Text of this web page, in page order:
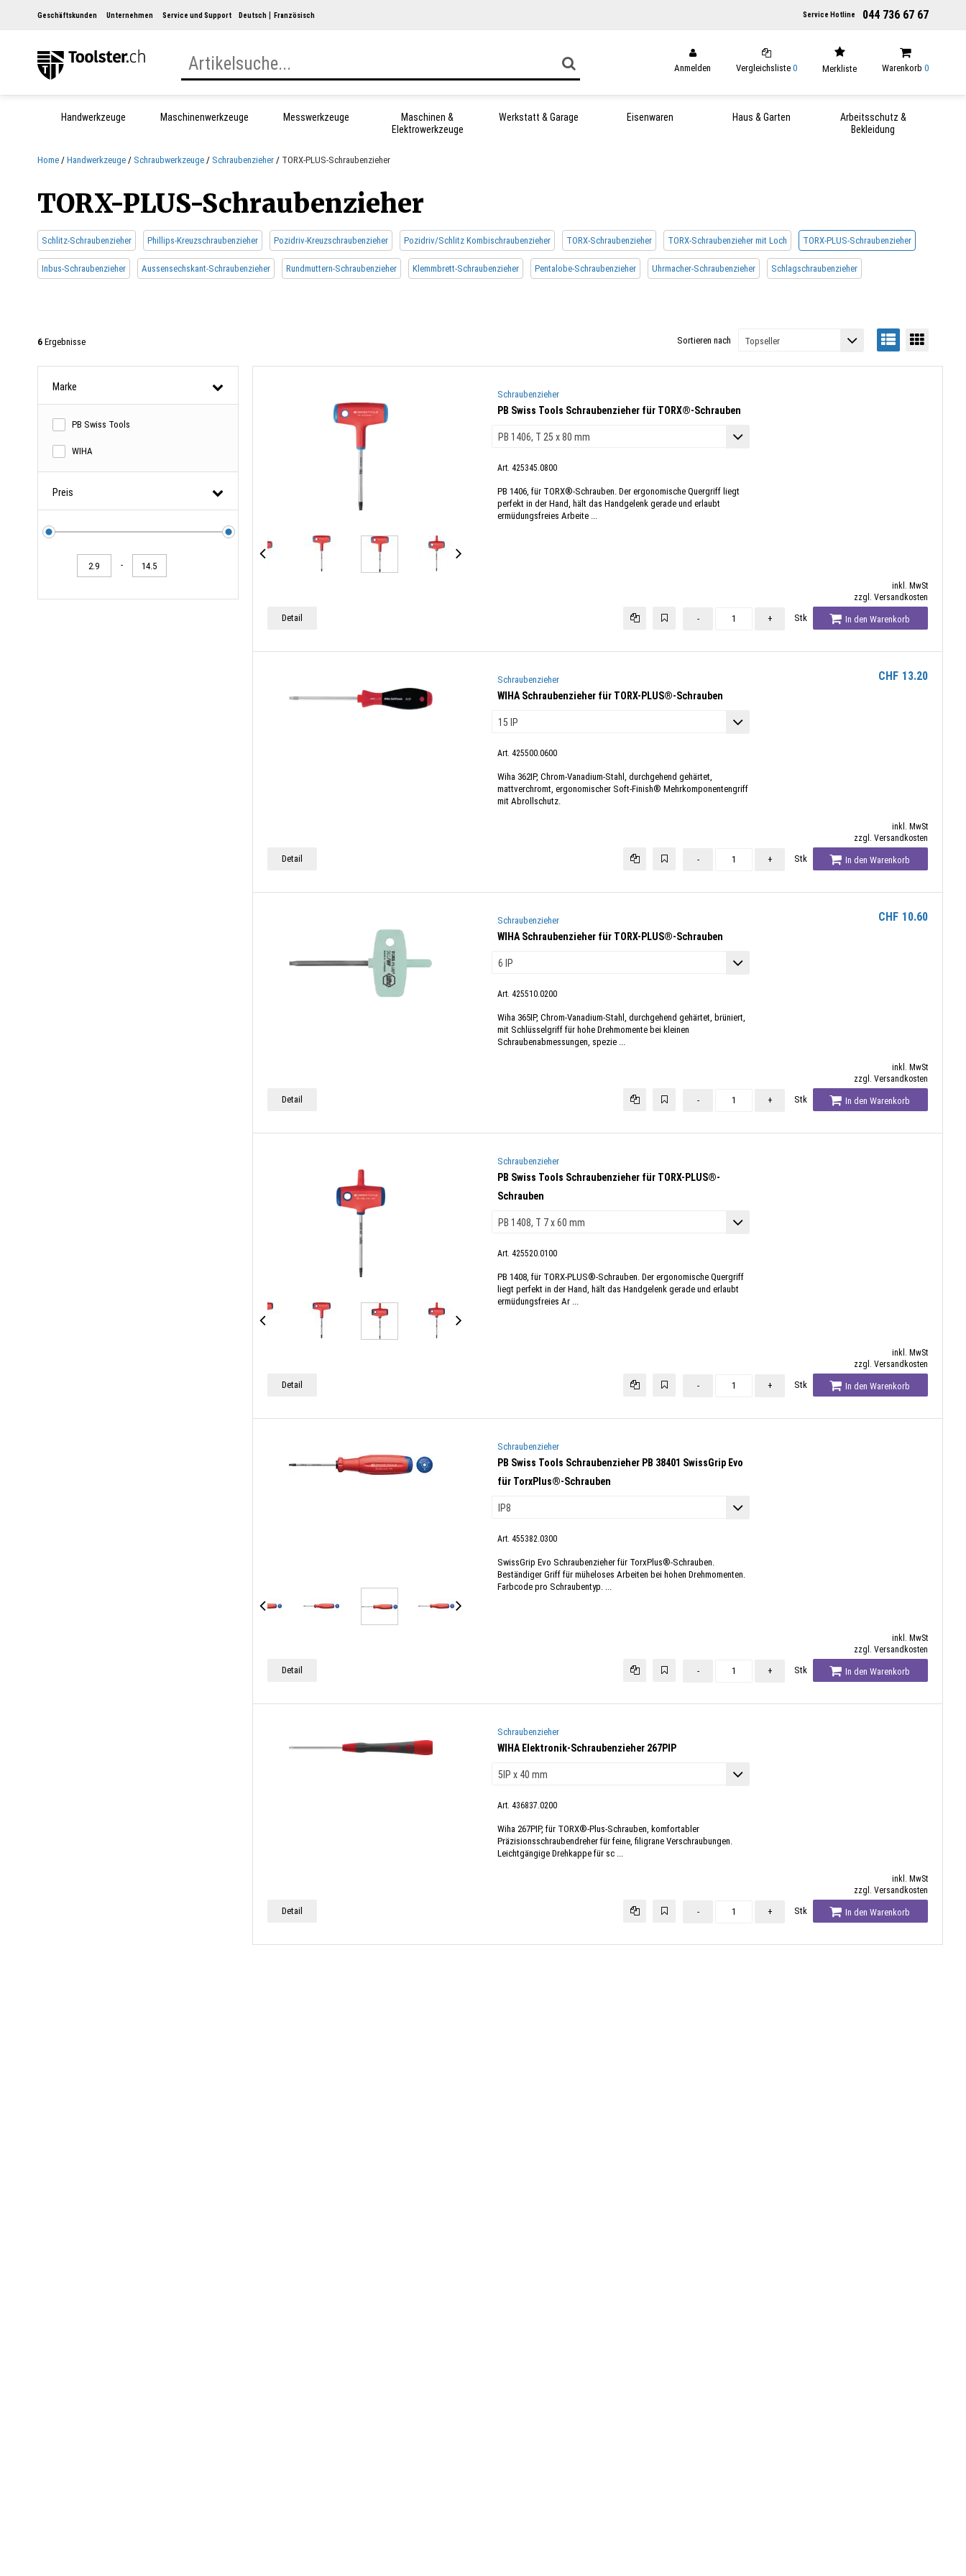
Geschäftskunden Unternehmen Service und Support Deutsch Französisch Service Hotline 044 736 67 67
Anmelden Vergleichsliste 0 Merkliste Warenkorb 0
Handwerkzeuge Maschinenwerkzeuge Messwerkzeuge
Maschinen &
Elektrowerkzeuge
Werkstatt & Garage Eisenwaren Haus & Garten
Arbeitsschutz &
Bekleidung
Home Handwerkzeuge Schraubwerkzeuge Schraubenzieher TORX-PLUS-Schraubenzieher
TORX-PLUS-Schraubenzieher
Schlitz-Schraubenzieher Phillips-Kreuzschraubenzieher Pozidriv-Kreuzschraubenzieher Pozidriv/Schlitz Kombischraubenzieher TORX-Schraubenzieher TORX-Schraubenzieher mit Loch TORX-PLUS-Schraubenzieher
Inbus-Schraubenzieher Aussensechskant-Schraubenzieher Rundmuttern-Schraubenzieher Klemmbrett-Schraubenzieher Pentalobe-Schraubenzieher Uhrmacher-Schraubenzieher Schlagschraubenzieher
6 Ergebnisse Sortieren nach
Marke
PB Swiss Tools
WIHA
Preis
-
Schraubenzieher
PB Swiss Tools Schraubenzieher für TORX®-Schrauben
Art. 425345.0800
PB 1406, für TORX®-Schrauben. Der ergonomische Quergriff liegt
perfekt in der Hand, hält das Handgelenk gerade und erlaubt
ermüdungsfreies Arbeite ...
inkl. MwSt
zzgl. Versandkosten
Detail - + Stk In den Warenkorb
Schraubenzieher
WIHA Schraubenzieher für TORX-PLUS®-Schrauben
Art. 425500.0600
Wiha 362IP, Chrom-Vanadium-Stahl, durchgehend gehärtet,
mattverchromt, ergonomischer Soft-Finish® Mehrkomponentengriff
mit Abrollschutz.
CHF 13.20
inkl. MwSt
zzgl. Versandkosten
Detail - + Stk In den Warenkorb
Schraubenzieher
WIHA Schraubenzieher für TORX-PLUS®-Schrauben
Art. 425510.0200
Wiha 365IP, Chrom-Vanadium-Stahl, durchgehend gehärtet, brüniert,
mit Schlüsselgriff für hohe Drehmomente bei kleinen
Schraubenabmessungen, spezie ...
CHF 10.60
inkl. MwSt
zzgl. Versandkosten
Detail - + Stk In den Warenkorb
Schraubenzieher
PB Swiss Tools Schraubenzieher für TORX-PLUS®-
Schrauben
Art. 425520.0100
PB 1408, für TORX-PLUS®-Schrauben. Der ergonomische Quergriff
liegt perfekt in der Hand, hält das Handgelenk gerade und erlaubt
ermüdungsfreies Ar ...
inkl. MwSt
zzgl. Versandkosten
Detail - + Stk In den Warenkorb
Schraubenzieher
PB Swiss Tools Schraubenzieher PB 38401 SwissGrip Evo
für TorxPlus®-Schrauben
Art. 455382.0300
SwissGrip Evo Schraubenzieher für TorxPlus®-Schrauben.
Beständiger Griff für müheloses Arbeiten bei hohen Drehmomenten.
Farbcode pro Schraubentyp. ...
inkl. MwSt
zzgl. Versandkosten
Detail - + Stk In den Warenkorb
Schraubenzieher
WIHA Elektronik-Schraubenzieher 267PIP
Art. 436837.0200
Wiha 267PIP, für TORX®-Plus-Schrauben, komfortabler
Präzisionsschraubendreher für feine, filigrane Verschraubungen.
Leichtgängige Drehkappe für sc ...
inkl. MwSt
zzgl. Versandkosten
Detail - + Stk In den Warenkorb